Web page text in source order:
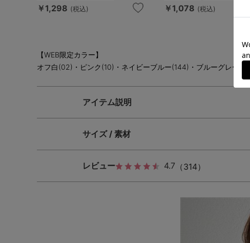
￥1,298 (税込) ￥1,078 (税込)
【WEB限定カラー】
オフ白(02)・ピンク(10)・ネイビーブルー(144)・ブルーグレー(43)
アイテム説明
サイズ / 素材
レビュー 4.7 （314）